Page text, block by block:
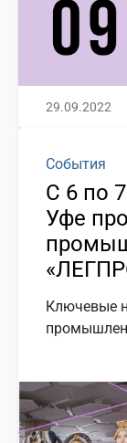
29.09.2022
События
С 6 по
Уфе
Ключевые